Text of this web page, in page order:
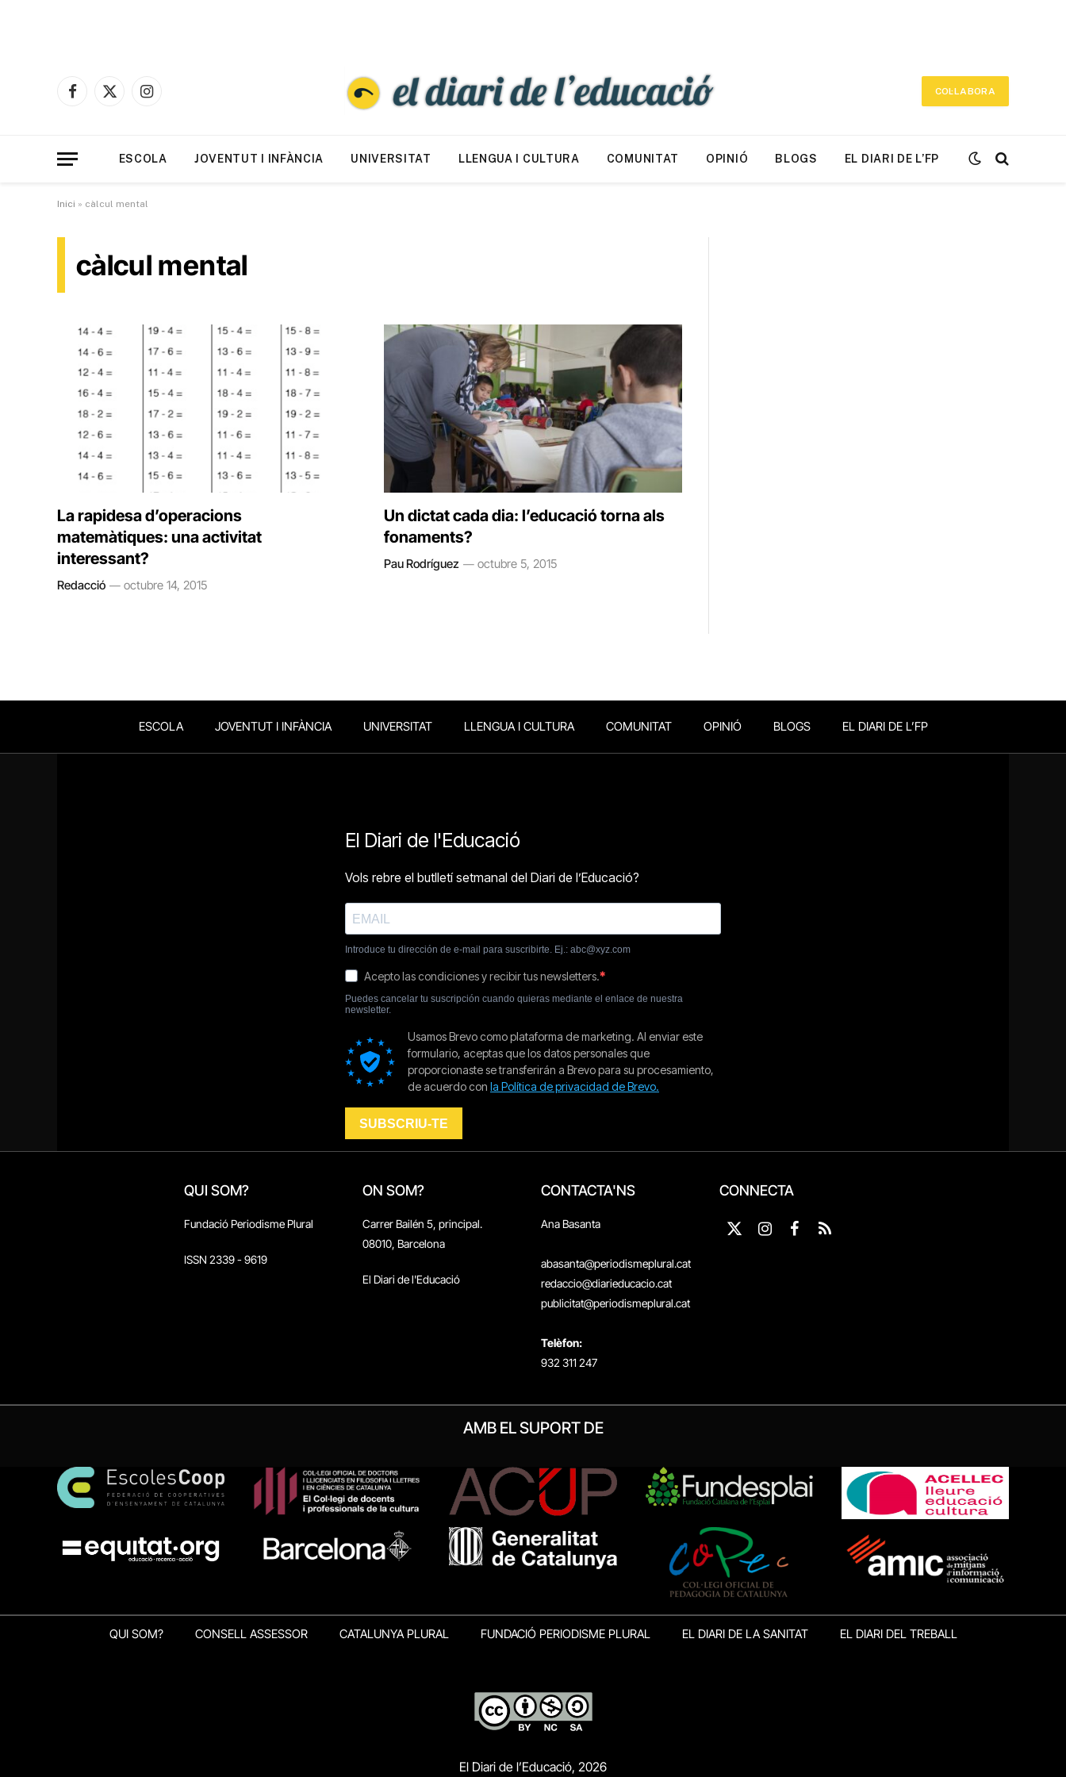
Facebook
X
Instagram
COL·LABORA
ESCOLA JOVENTUT I INFÀNCIA UNIVERSITAT LLENGUA I CULTURA COMUNITAT OPINIÓ BLOGS EL DIARI DE L’FP
Inici » càlcul mental
càlcul mental
La rapidesa d’operacions
matemàtiques: una activitat
interessant?
Redacció octubre 14, 2015
Un dictat cada dia: l’educació torna als
fonaments?
Pau Rodríguez octubre 5, 2015
ESCOLA JOVENTUT I INFÀNCIA UNIVERSITAT LLENGUA I CULTURA COMUNITAT OPINIÓ BLOGS EL DIARI DE L’FP
QUI SOM?
Fundació Periodisme Plural
ISSN 2339 - 9619
ON SOM?
Carrer Bailén 5, principal.
08010, Barcelona
El Diari de l'Educació
CONTACTA'NS
Ana Basanta
abasanta@periodismeplural.cat
redaccio@diarieducacio.cat
publicitat@periodismeplural.cat
Telèfon:
932 311 247
CONNECTA
X
Instagram
Facebook
RSS
AMB EL SUPORT DE
QUI SOM? CONSELL ASSESSOR CATALUNYA PLURAL FUNDACIÓ PERIODISME PLURAL EL DIARI DE LA SANITAT EL DIARI DEL TREBALL
El Diari de l’Educació, 2026